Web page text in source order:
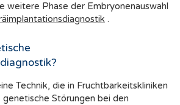
weitere Phase der Embryonenauswahl
.
Technik, die in Fruchtbarkeitskliniken
Störungen bei den